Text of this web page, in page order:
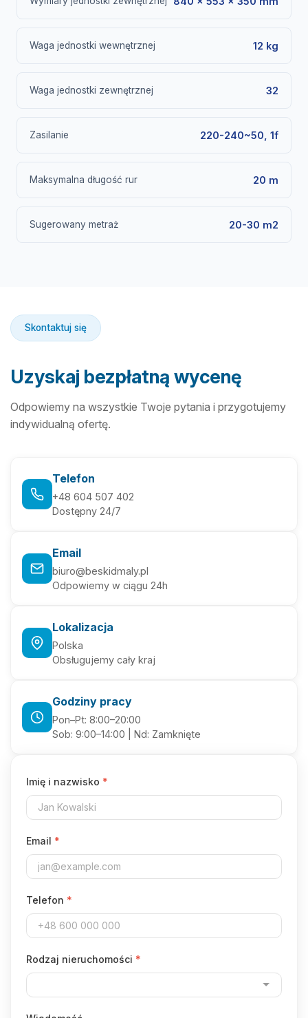
Waga jednostki wewnętrznej 12 kg
Waga jednostki zewnętrznej 32
Zasilanie 220-240~50, 1f
Maksymalna długość rur 20 m
Sugerowany metraż 20-30 m2
Skontaktuj się
Uzyskaj bezpłatną wycenę
Odpowiemy na wszystkie Twoje pytania i przygotujemy
indywidualną ofertę.
Telefon
+48 604 507 402
Dostępny 24/7
Email
biuro@beskidmaly.pl
Odpowiemy w ciągu 24h
Lokalizacja
Polska
Obsługujemy cały kraj
Godziny pracy
Pon–Pt: 8:00–20:00
Sob: 9:00–14:00 | Nd: Zamknięte
Imię i nazwisko *
Email *
Telefon *
Rodzaj nieruchomości *